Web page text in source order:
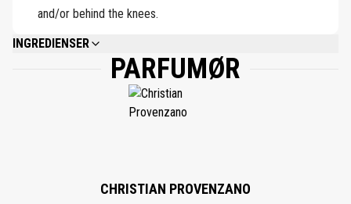
and/or behind the knees.
INGREDIENSER
ALCOHOL DENAT. (SD ALCOHOL 40-B), PARFUM (FRAGRANCE),
TETRAMETHYL ACETYLOCTAHYDRONAPHTHALENES, ALPHA-ISOMETHYL
IONONE, POGOSTEMON CABLIN (PATCHOULI) OIL, CITRONELLOL,
JUNIPERUS VIRGINIANA (CEDARWOOD) OIL, ROSA FLOWER OIL/EXTRACT,
EUGENIA CARYOPHYLLUS (CLOVE) OIL, BENZYL ALCOHOL.
PARFUMØR
CHRISTIAN PROVENZANO